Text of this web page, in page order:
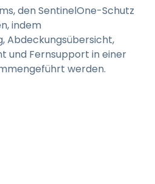
den SentinelOne-Schutz
indem
Abdeckungsübersicht,
und Fernsupport in einer
werden.